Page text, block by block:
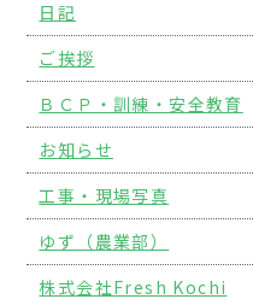
日記
ご挨拶
ＢＣＰ・訓練・安全教育
お知らせ
工事・現場写真
ゆず（農業部）
株式会社Fresh Kochi